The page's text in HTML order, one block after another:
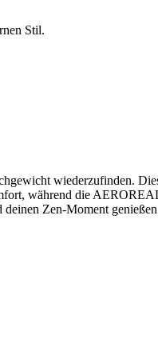
Stil.
wiederzufinden.
während die
Zen-Moment